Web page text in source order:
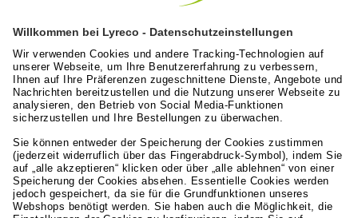
Lyreco News
Lyreco Partner Convention 2026: Zentraler
Branchentreff mit Zukunftskraft
Artikel lesen
Leistungen für die Arbeitswelt
Lyreco Deutschland